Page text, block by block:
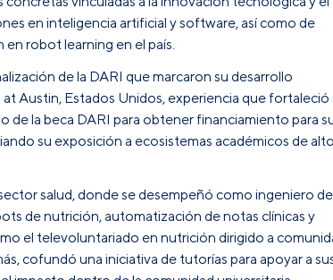
en inteligencia artificial y software, así como de
robot learning en el país.
de la DARI que marcaron su desarrollo
Austin, Estados Unidos, experiencia que fortaleció
la beca DARI para obtener financiamiento para
su exposición a ecosistemas académicos de alto
salud, donde se desempeñó como ingeniero de
de nutrición, automatización de notas clínicas y
el televoluntariado en nutrición dirigido a
cofundó una iniciativa de tutorías para apoyar a